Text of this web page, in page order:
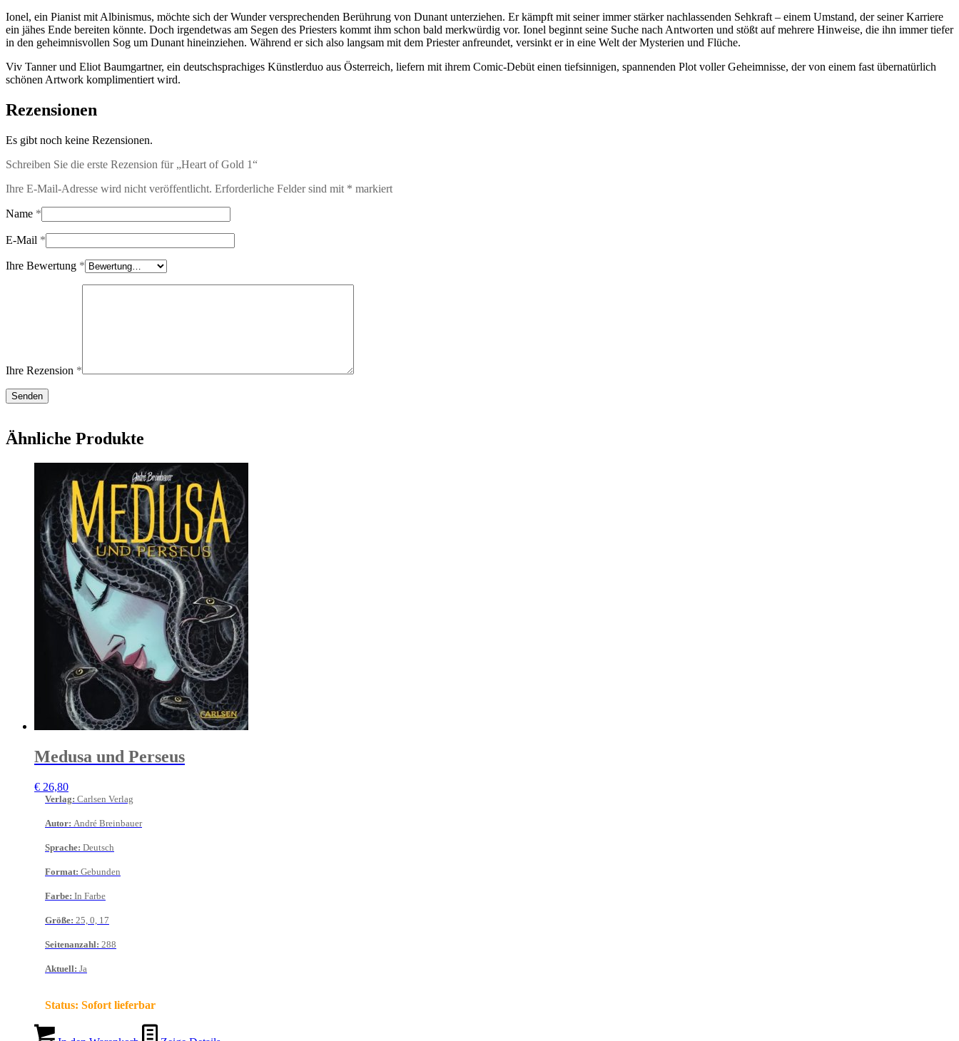
Ionel, ein Pianist mit Albinismus, möchte sich der Wunder versprechenden Berührung von Dunant unterziehen. Er kämpft mit seiner immer stärker nachlassenden Sehkraft – einem Umstand, der seiner Karriere
ein jähes Ende bereiten könnte. Doch irgendetwas am Segen des Priesters kommt ihm schon bald merkwürdig vor. Ionel beginnt seine Suche nach Antworten und stößt auf mehrere Hinweise, die ihn immer tiefer
in den geheimnisvollen Sog um Dunant hineinziehen. Während er sich also langsam mit dem Priester anfreundet, versinkt er in eine Welt der Mysterien und Flüche.
Viv Tanner und Eliot Baumgartner, ein deutschsprachiges Künstlerduo aus Österreich, liefern mit ihrem Comic-Debüt einen tiefsinnigen, spannenden Plot voller Geheimnisse, der von einem fast übernatürlich
schönen Artwork komplimentiert wird.
Rezensionen
Es gibt noch keine Rezensionen.
Schreiben Sie die erste Rezension für „Heart of Gold 1“
Ihre E-Mail-Adresse wird nicht veröffentlicht. Erforderliche Felder sind mit * markiert
Name *
E-Mail *
Ihre Bewertung *
Ihre Rezension *
Ähnliche Produkte
Medusa und Perseus
€ 26,80
Verlag: Carlsen Verlag
Autor: André Breinbauer
Sprache: Deutsch
Format: Gebunden
Farbe: In Farbe
Größe: 25, 0, 17
Seitenanzahl: 288
Aktuell: Ja
Status: Sofort lieferbar